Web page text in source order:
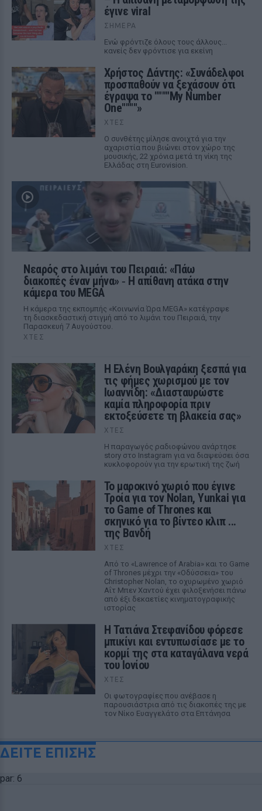
έγινε viral
ΣΉΜΕΡΑ
Ενώ φρόντιζε όλους τους άλλους...
κανείς δεν φρόντισε για εκείνη
Χρήστος Δάντης: «Συνάδελφοι
προσπαθούν να ξεχάσουν ότι
έγραψα το """"My Number
One""""»
ΧΤΕΣ
Ο συνθέτης μίλησε ανοιχτά για την
αχαριστία που βιώνει στον χώρο της
μουσικής, 22 χρόνια μετά τη νίκη της
Ελλάδας στη Eurovision.
Νεαρός στο λιμάνι του Πειραιά: «Πάω
διακοπές έναν μήνα» ‑ Η απίθανη ατάκα στην
κάμερα του MEGA
Η κάμερα της εκπομπής «Κοινωνία Ώρα MEGA» κατέγραψε
τη διασκεδαστική στιγμή από το λιμάνι του Πειραιά, την
Παρασκευή 7 Αυγούστου.
ΧΤΕΣ
Η Ελένη Βουλγαράκη ξεσπά για
τις φήμες χωρισμού με τον
Ιωαννίδη: «Διασταυρώστε
καμία πληροφορία πριν
εκτοξεύσετε τη βλακεία σας»
ΧΤΕΣ
Η παραγωγός ραδιοφώνου ανάρτησε
story στο Instagram για να διαψεύσει όσα
κυκλοφορούν για την ερωτική της ζωή
Το μαροκινό χωριό που έγινε
Τροία για τον Nolan, Yunkai για
το Game of Thrones και
σκηνικό για το βίντεο κλιπ ...
της Βανδή
ΧΤΕΣ
Από το «Lawrence of Arabia» και το Game
of Thrones μέχρι την «Οδύσσεια» του
Christopher Nolan, το οχυρωμένο χωριό
Αΐτ Μπεν Χαντού έχει φιλοξενήσει πάνω
από έξι δεκαετίες κινηματογραφικής
ιστορίας
Η Τατιάνα Στεφανίδου φόρεσε
μπικίνι και εντυπωσίασε με το
κορμί της στα καταγάλανα νερά
του Ιονίου
ΧΤΕΣ
Οι φωτογραφίες που ανέβασε η
παρουσιάστρια από τις διακοπές της με
τον Νίκο Ευαγγελάτο στα Επτάνησα
ΔΕΙΤΕ ΕΠΙΣΗΣ
par: 6